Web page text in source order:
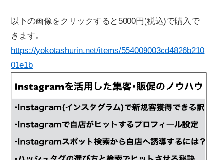
以下の画像をクリックすると5000円(税込)で購入で
きます。
https://yokotashurin.net/items/554009003cd4826b210
01e1b